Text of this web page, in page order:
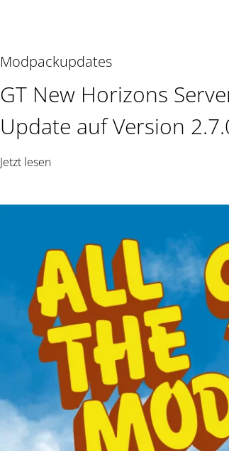
Modpackupdates
GT New Horizons
Update auf Version
Jetzt lesen